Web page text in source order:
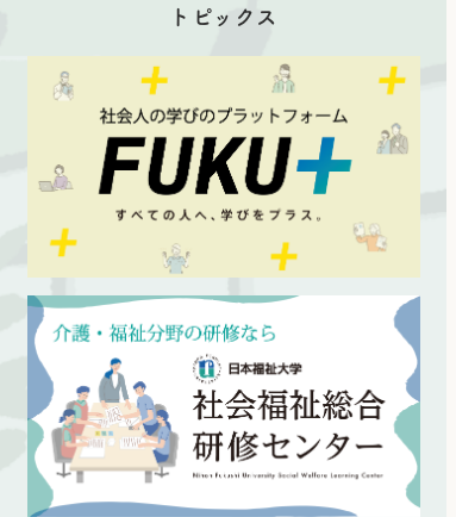
トピックス